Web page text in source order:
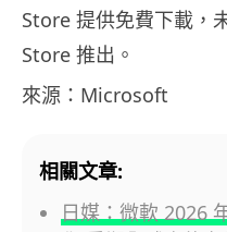
Store 提供免費下載，
Store 推出。
來源：Microsoft
相關文章:
日媒：微軟 2026